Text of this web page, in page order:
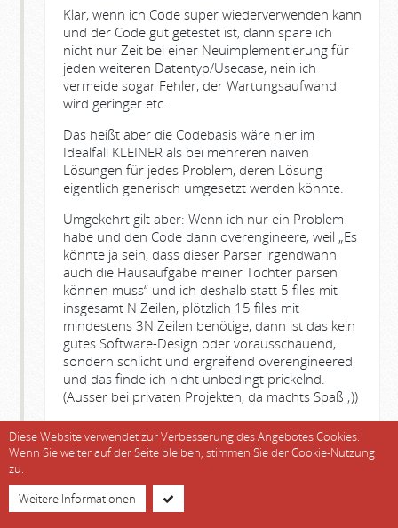
Klar, wenn ich Code super wiederverwenden kann
und der Code gut getestet ist, dann spare ich
nicht nur Zeit bei einer Neuimplementierung für
jeden weiteren Datentyp/Usecase, nein ich
vermeide sogar Fehler, der Wartungsaufwand
wird geringer etc.
Das heißt aber die Codebasis wäre hier im
Idealfall KLEINER als bei mehreren naiven
Lösungen für jedes Problem, deren Lösung
eigentlich generisch umgesetzt werden könnte.
Umgekehrt gilt aber: Wenn ich nur ein Problem
habe und den Code dann overengineere, weil „Es
könnte ja sein, dass dieser Parser irgendwann
auch die Hausaufgabe meiner Tochter parsen
können muss“ und ich deshalb statt 5 files mit
insgesamt N Zeilen, plötzlich 15 files mit
mindestens 3N Zeilen benötige, dann ist das kein
gutes Software-Design oder vorausschauend,
sondern schlicht und ergreifend overengineered
und das finde ich nicht unbedingt prickelnd.
(Ausser bei privaten Projekten, da machts Spaß ;))
Und ich würde nicht sagen, dass der generische
Code automatisch besser durchdacht ist,
jedenfalls nicht im Blickpunkt auf Sicherheit. Wenn
für einen Typ A und einen Typ B eine
Implementierung reicht, funktional gesehen, heißt
das nicht, dass die Sicherheitschecks für A auch
© soeren-hentzschel.at -
Diese Website verwendet zur Verbesserung des Angebotes Cookies.
Wenn Sie weiter auf der Seite bleiben, stimmen Sie der Cookie-Nutzung
zu.
Weitere Informationen